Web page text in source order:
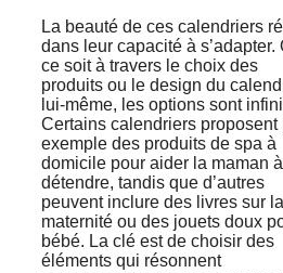
La beauté de ces calendriers
dans leur capacité à s’adapter.
ce soit à travers le choix des
produits ou le design du
lui-même, les options sont
Certains calendriers proposent
exemple des produits de spa à
domicile pour aider la maman
détendre, tandis que d’autres
peuvent inclure des livres sur la
maternité ou des jouets doux
bébé. La clé est de choisir des
éléments qui résonnent